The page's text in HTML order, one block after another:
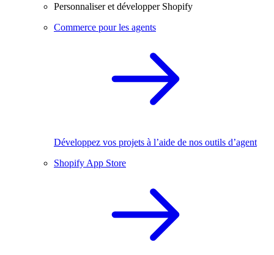
Personnaliser et développer Shopify
Commerce pour les agents
Développez vos projets à l’aide de nos outils d’agent
Shopify App Store